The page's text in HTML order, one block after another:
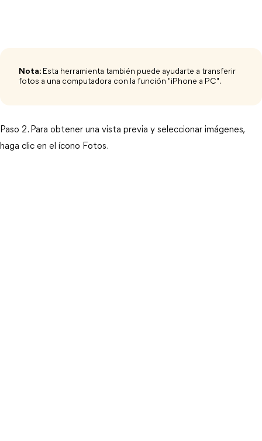
Nota: Esta herramienta también puede ayudarte a transferir
fotos a una computadora con la función "iPhone a PC".
Paso 2. Para obtener una vista previa y seleccionar imágenes,
haga clic en el ícono Fotos.